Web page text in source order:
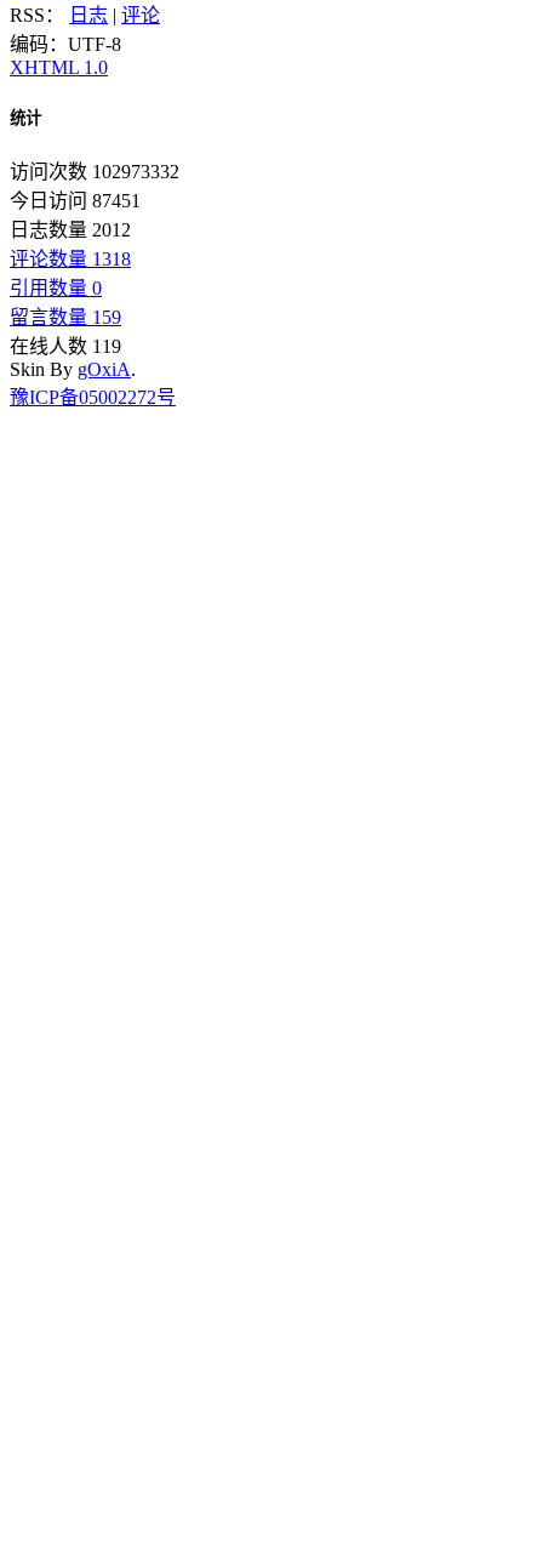
RSS：
日志 | 评论
编码：UTF-8
XHTML 1.0
统计
访问次数 102973332
今日访问 87451
日志数量 2012
评论数量 1318
引用数量 0
留言数量 159
在线人数 119
Skin By gOxiA.
豫ICP备05002272号